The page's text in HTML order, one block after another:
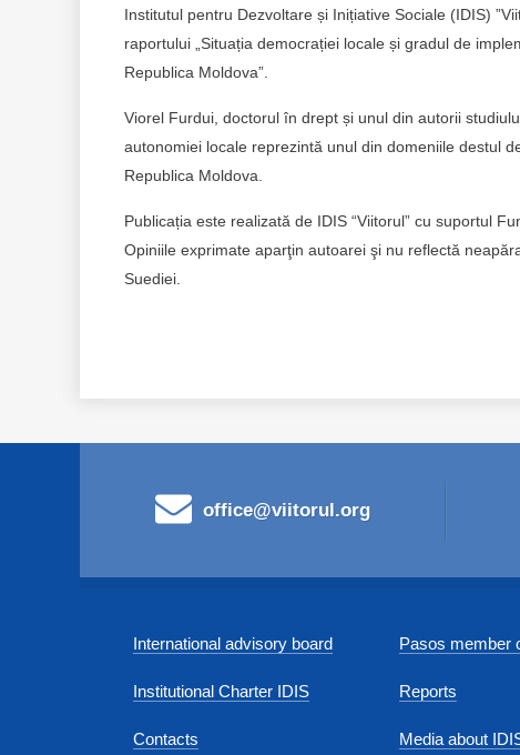
Institutul pentru Dezvoltare și Inițiative Sociale (IDIS)
raportului „Situația democrației locale și gradul de
Republica Moldova”.
Viorel Furdui, doctorul în drept și unul din autorii
autonomiei locale reprezintă unul din domeniile destul
Republica Moldova.
Publicația este realizată de IDIS “Viitorul” cu suportul
Opiniile exprimate aparţin autoarei şi nu reflectă
Suediei.
office@viitorul.org
International advisory board
Institutional Charter IDIS
Contacts
Pasos member
Reports
Media about